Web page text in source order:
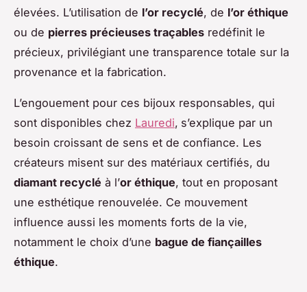
élevées. L’utilisation de l’or recyclé, de l’or éthique
ou de pierres précieuses traçables redéfinit le
précieux, privilégiant une transparence totale sur la
provenance et la fabrication.
L’engouement pour ces bijoux responsables, qui
sont disponibles chez Lauredi, s’explique par un
besoin croissant de sens et de confiance. Les
créateurs misent sur des matériaux certifiés, du
diamant recyclé à l’or éthique, tout en proposant
une esthétique renouvelée. Ce mouvement
influence aussi les moments forts de la vie,
notamment le choix d’une bague de fiançailles
éthique.